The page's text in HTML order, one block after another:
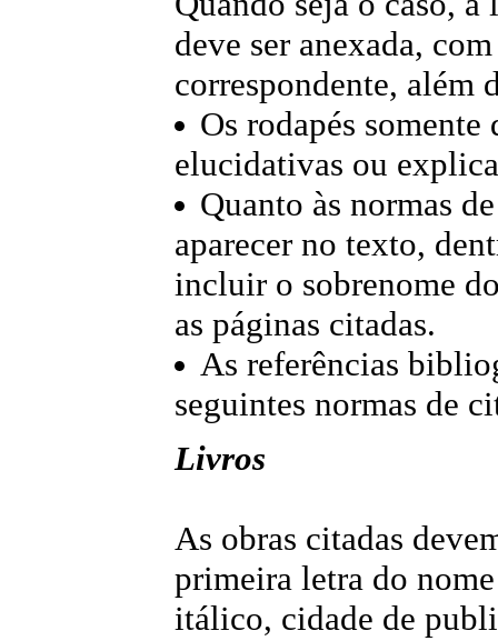
deve ser anexada,
correspondente, além
Os rodapés somente
elucidativas ou
Quanto às normas
aparecer no texto,
incluir o sobrenome
as páginas citadas.
As referências
seguintes normas de
Livros
As obras citadas
primeira letra do
itálico, cidade de